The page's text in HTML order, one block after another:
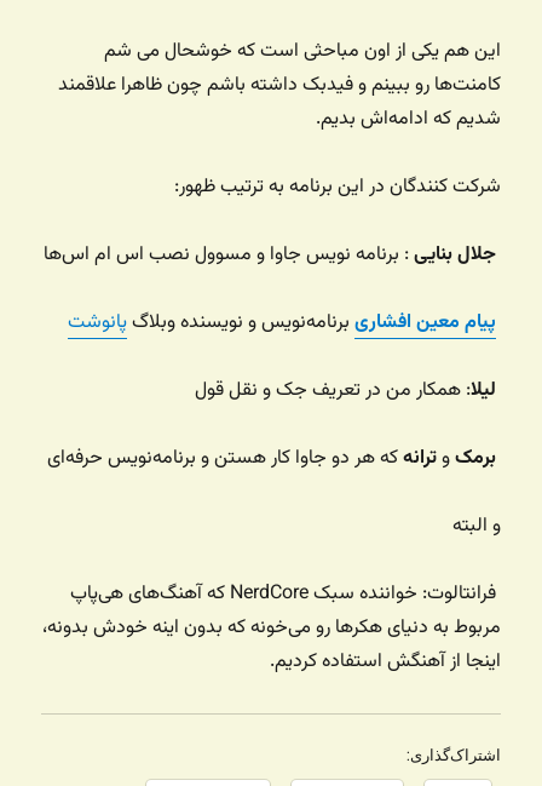
این هم یکی از اون مباحثی است که خوشحال می شم
کامنت‌ها رو ببینم و فیدبک داشته باشم چون ظاهرا علاقمند
شدیم که ادامه‌اش بدیم.
شرکت کنندگان در این برنامه به ترتیب ظهور:
جلال بنایی: برنامه نویس جاوا و مسوول نصب اس ام اس‌ها
پیام معین افشاری برنامه‌نویس و نویسنده وبلاگپانوشت
لیلا: همکار من در تعریف جک و نقل قول
برمکوترانهکه هر دو جاوا کار هستن و برنامه‌نویس حرفه‌ای
و البته
فرانتالوت: خواننده سبک NerdCore که آهنگ‌های هی‌پاپ
مربوط به دنیای هکرها رو می‌خونه که بدون اینه خودش بدونه،
اینجا از آهنگش استفاده کردیم.
اشتراک‌گذاری: